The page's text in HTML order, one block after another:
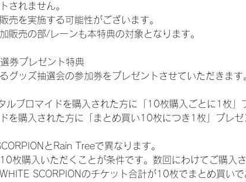
されません。
売を実施する可能性がございます。
販売の部/レーンも本特典の対象となります。
券プレゼント特典
グッズ抽選会の参加券をプレゼントさせていただきます
ブロマイドを購入された方に「10枚購入ごとに1枚」
を購入された方に「まとめ買い10枚につき1枚」プレゼ
とRain Treeで異なります。
枚購入いただくことが条件です。数回にわけてご購入
SCORPIONのチケット合計が10枚でまとめ買い